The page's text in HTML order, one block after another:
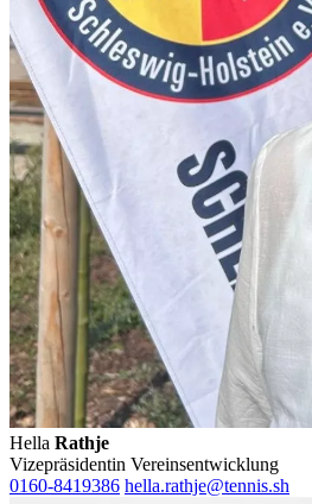
Hella Rathje
Vizepräsidentin Vereinsentwicklung
0160-8419386 hella.rathje@tennis.sh